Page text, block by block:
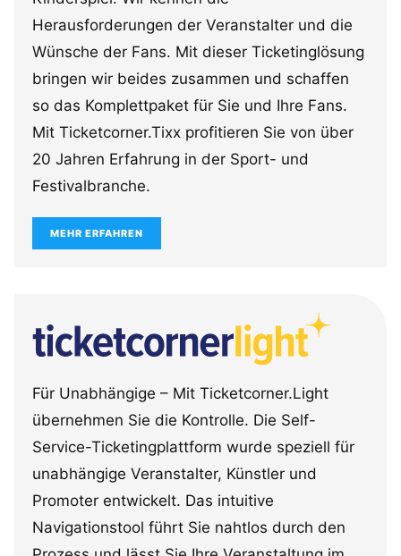
Herausforderungen der Veranstalter und die
Wünsche der Fans. Mit dieser Ticketinglösung
bringen wir beides zusammen und schaffen
so das Komplettpaket für Sie und Ihre Fans.
Mit Ticketcorner.Tixx profitieren Sie von über
20 Jahren Erfahrung in der Sport- und
Festivalbranche.
MEHR ERFAHREN
Für Unabhängige – Mit Ticketcorner.Light
übernehmen Sie die Kontrolle. Die Self-
Service-Ticketingplattform wurde speziell für
unabhängige Veranstalter, Künstler und
Promoter entwickelt. Das intuitive
Navigationstool führt Sie nahtlos durch den